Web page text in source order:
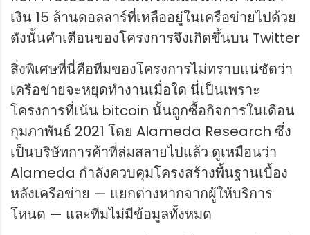
เงิน 15 ล้านดอลลาร์ที่เหลืออยู่ในเครือข่ายไปด้วย
ดังนั้นคำเตือนของโครงการจึงเกิดขึ้นบน Twitter
สิ่งพิเศษที่นี่คือทีมของโครงการไม่ทราบแน่ชัดว่า
เครือข่ายจะหยุดทำงานเมื่อใด นี่เป็นเพราะ
โครงการที่เน้น bitcoin นั้นถูกซื้อกิจการในเดือน
กุมภาพันธ์ 2021 โดย Alameda Research ซึ่ง
เป็นบริษัทการค้าที่ล่มสลายไปแล้ว ดูเหมือนว่า
Alameda กำลังควบคุมโครงสร้างพื้นฐานเบื้อง
หลังเครือข่าย — แยกต่างหากจากผู้ให้บริการ
โหนด — และทีมไม่มีข้อมูลทั้งหมด